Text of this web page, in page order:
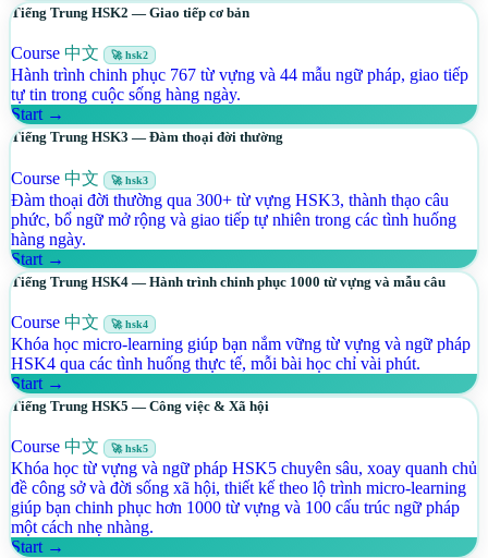
Tiếng Trung HSK2 — Giao tiếp cơ bản
Course 中文 🚀 hsk2
Hành trình chinh phục 767 từ vựng và 44 mẫu ngữ pháp, giao tiếp
tự tin trong cuộc sống hàng ngày.
Start →
Tiếng Trung HSK3 — Đàm thoại đời thường
Course 中文 🚀 hsk3
Đàm thoại đời thường qua 300+ từ vựng HSK3, thành thạo câu
phức, bổ ngữ mở rộng và giao tiếp tự nhiên trong các tình huống
hàng ngày.
Start →
Tiếng Trung HSK4 — Hành trình chinh phục 1000 từ vựng và mẫu câu
Course 中文 🚀 hsk4
Khóa học micro-learning giúp bạn nắm vững từ vựng và ngữ pháp
HSK4 qua các tình huống thực tế, mỗi bài học chỉ vài phút.
Start →
Tiếng Trung HSK5 — Công việc & Xã hội
Course 中文 🚀 hsk5
Khóa học từ vựng và ngữ pháp HSK5 chuyên sâu, xoay quanh chủ
đề công sở và đời sống xã hội, thiết kế theo lộ trình micro-learning
giúp bạn chinh phục hơn 1000 từ vựng và 100 cấu trúc ngữ pháp
một cách nhẹ nhàng.
Start →